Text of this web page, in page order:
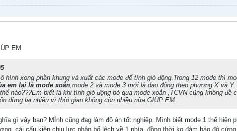
EM
hình xong phần khung và xuất các mode để tính gió động.Trong 12 mode thì
em lại là mode xoắn,mode 2 và mode 3 mới là dao động theo phương X và Y.
nào???Em biết là khi tính gió động bỏ qua mode xoắn ,TCVN cũng không đề
dừng lại nhiều vì thời gian không còn nhiều nữa.GIÚP EM.
gì vậy bạn? MÌnh cũng đag làm đồ án tốt nghiệp. Mình biết mode 1 thể
cái cấu kiện chịu lực phân bố lệch về 1 phía, đồng thời ko đảm bảo độ